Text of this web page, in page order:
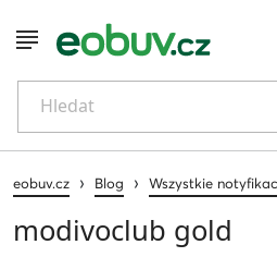
Hledat
eobuv.cz › Blog › Wszystkie
modivoclub gold